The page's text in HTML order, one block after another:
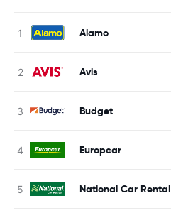
Alamo
Avis
Budget
Europcar
National Car Rental